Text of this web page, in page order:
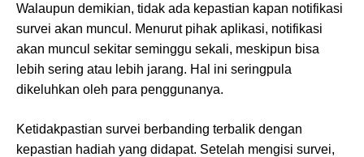
Walaupun demikian, tidak ada kepastian kapan notifikasi
survei akan muncul. Menurut pihak aplikasi, notifikasi
akan muncul sekitar seminggu sekali, meskipun bisa
lebih sering atau lebih jarang. Hal ini seringpula
dikeluhkan oleh para penggunanya.
Ketidakpastian survei berbanding terbalik dengan
kepastian hadiah yang didapat. Setelah mengisi survei,